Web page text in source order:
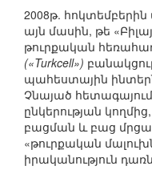
2008թ.
այն մասին, թե
թուրքական
(«Turkcell»)
պահեստային
Չնայած հետագայում
ընկերության
բացման և բաց
«թուրքական
իրականություն